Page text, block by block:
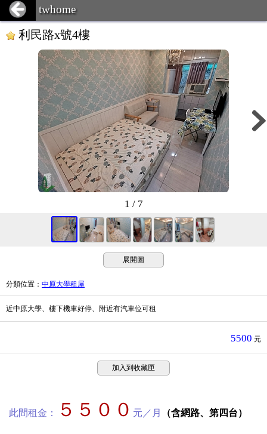
twhome
利民路x號4樓
1 / 7
展開圖
分類位置 ： 中原大學租屋
近中原大學、樓下機車好停、附近有汽車位可租
5500 元
加入到收藏匣
此間租金： ５５００ 元／月 （含網路、第四台）